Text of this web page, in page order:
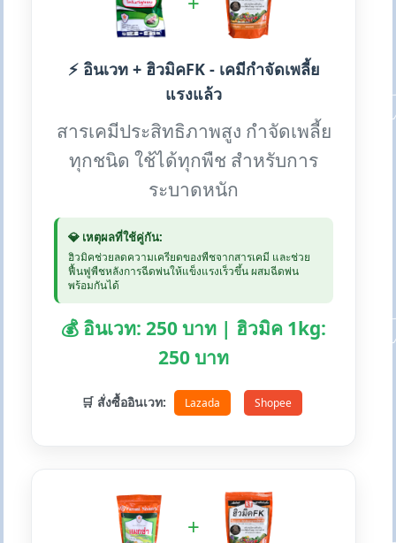
⚡ อินเวท + ฮิวมิคFK - เคมีกำจัดเพลี้ย
แรงแล้ว
สารเคมีประสิทธิภาพสูง กำจัดเพลี้ย
ทุกชนิด ใช้ได้ทุกพืช สำหรับการ
ระบาดหนัก
💎 เหตุผลที่ใช้คู่กัน:
ฮิวมิคช่วยลดความเครียดของพืชจากสารเคมี และช่วย
ฟื้นฟูพืชหลังการฉีดพ่นให้แข็งแรงเร็วขึ้น ผสมฉีดพ่น
พร้อมกันได้
💰 อินเวท: 250 บาท | ฮิวมิค 1kg:
250 บาท
🛒 สั่งซื้ออินเวท: Lazada Shopee
+